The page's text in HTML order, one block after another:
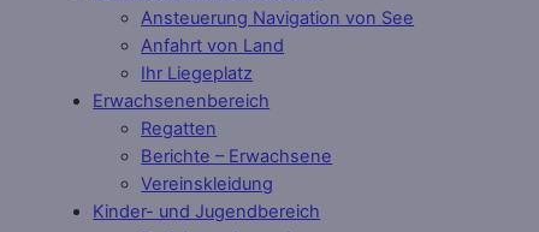
Ansteuerung Navigation von See
Anfahrt von Land
Ihr Liegeplatz
Erwachsenenbereich
Regatten
Berichte – Erwachsene
Vereinskleidung
Kinder- und Jugendbereich